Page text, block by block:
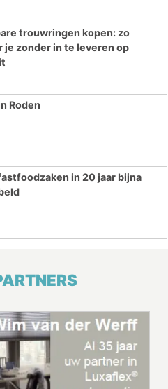
trouwringen kopen: zo
je zonder in te leveren op
Roden
in 20 jaar bijna